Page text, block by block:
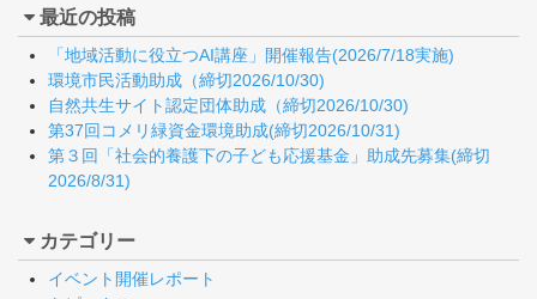
最近の投稿
「地域活動に役立つAI講座」開催報告(2026/7/18実施)
環境市民活動助成（締切2026/10/30)
自然共生サイト認定団体助成（締切2026/10/30)
第37回コメリ緑資金環境助成(締切2026/10/31)
第３回「社会的養護下の子ども応援基金」助成先募集(締切
2026/8/31)
カテゴリー
イベント開催レポート